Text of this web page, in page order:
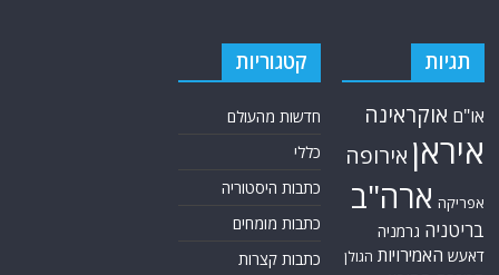
תגיות
או"ם אוקראינה
איראן אירופה
אפריקה ארה"ב
בריטניה גרמניה
דאעש האמירויות הגולן
קטגוריות
חדשות מהעולם
כללי
כתבות היסטוריה
כתבות מומחים
כתבות קצרות